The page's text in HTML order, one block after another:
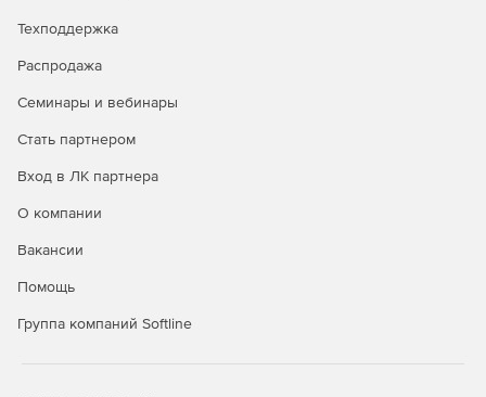
работа с атласом карт и решение транспортной
задачи.
Набор инструментов GIS ToolKit по своему функционалу
использования которых трудно построить даже простое
ГИС-приложение, и
задач. Компоненты расположены в панели инструментов
создавать приложения в различных средах, в том числе
Техподдержка
Распродажа
Семинары и вебинары
Стать партнером
Вход в ЛК партнера
О компании
Вакансии
Помощь
Группа компаний Softline